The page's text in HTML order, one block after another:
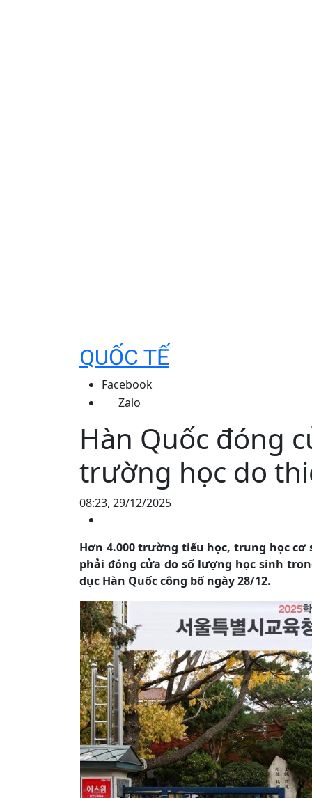
QUỐC TẾ
Facebook
Zalo
Hàn Quốc đóng
trường học do
08:23, 29/12/2025
Hơn 4.000 trường tiểu học, trung học
phải đóng cửa do số lượng học sinh
dục Hàn Quốc công bố ngày 28/12.